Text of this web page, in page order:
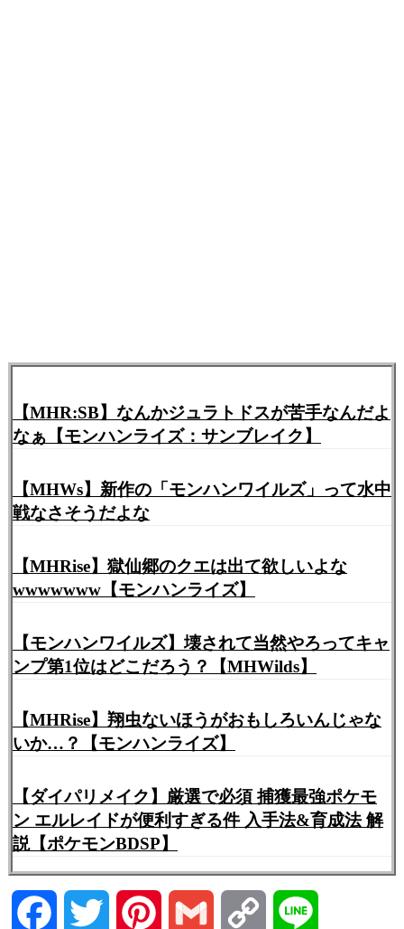
【MHR:SB】なんかジュラトドスが苦手なんだよ
なぁ【モンハンライズ：サンブレイク】
【MHWs】新作の「モンハンワイルズ」って水中
戦なさそうだよな
【MHRise】獄仙郷のクエは出て欲しいよな
wwwwwww【モンハンライズ】
【モンハンワイルズ】壊されて当然やろってキャ
ンプ第1位はどこだろう？【MHWilds】
【MHRise】翔虫ないほうがおもしろいんじゃな
いか…？【モンハンライズ】
【ダイパリメイク】厳選で必須 捕獲最強ポケモ
ン エルレイドが便利すぎる件 入手法&育成法 解
説【ポケモンBDSP】
Facebook Twitter Pinterest Gmail Copy